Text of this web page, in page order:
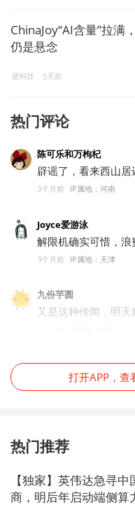
ChinaJoy“AI含量”拉满
仍是悬念
硬科技 5天前
热门评论
陈可乐和万枸杞
辟谣了，看来西山居
3个月前 IP属地：河南
Joyce爱游泳
解限机确实可惜，浪
3个月前 IP属地：天津
九份芋圆
又是这种传闻，明天
打开APP，查
热门推荐
【独家】英伟达急寻
商，明后年启动端侧算